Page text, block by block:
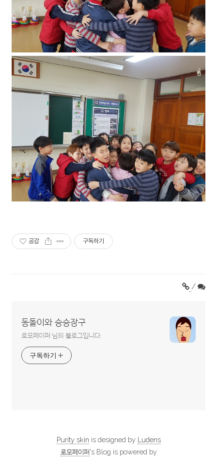
공감 구독하기
/
동돌이와 승승장구
로모페이퍼 님의 블로그입니다.
구독하기
Purity skin is designed by Ludens
로모페이퍼's Blog is powered by